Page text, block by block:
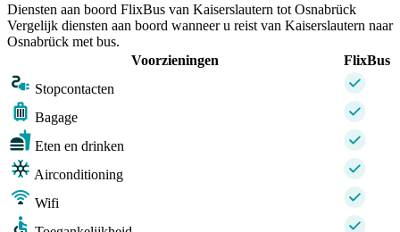
Diensten aan boord FlixBus van Kaiserslautern tot Osnabrück
Vergelijk diensten aan boord wanneer u reist van Kaiserslautern naar
Osnabrück met bus.
Voorzieningen
FlixBus
Stopcontacten
Bagage
Eten en drinken
Airconditioning
Wifi